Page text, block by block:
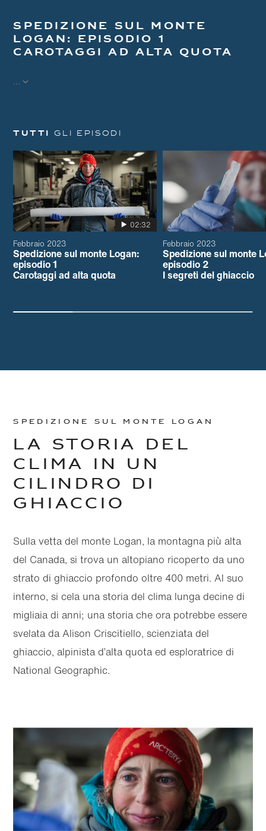
Spedizione sul monte
Logan: episodio 1
Carotaggi ad alta quota
...
Tutti gli episodi
02:32
Febbraio 2023
Spedizione sul monte Logan:
episodio 1
Carotaggi ad alta quota
Febbraio 2023
Spedizione sul monte
episodio 2
I segreti del ghiaccio
SPEDIZIONE SUL MONTE LOGAN
LA STORIA DEL
CLIMA IN UN
CILINDRO DI
GHIACCIO
Sulla vetta del monte Logan, la montagna più alta
del Canada, si trova un altopiano ricoperto da uno
strato di ghiaccio profondo oltre 400 metri. Al suo
interno, si cela una storia del clima lunga decine di
migliaia di anni; una storia che ora potrebbe essere
svelata da Alison Criscitiello, scienziata del
ghiaccio, alpinista d’alta quota ed esploratrice di
National Geographic.